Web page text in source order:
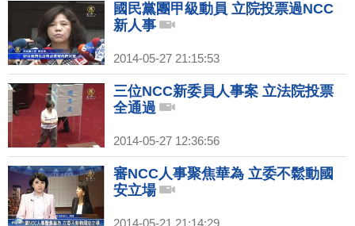
國民黨團甲級動員 立院投票過NCC
新人事
2014-05-27 21:15:53
三位NCC新委員人事案 立法院投票
全通過
2014-05-27 12:36:56
審NCC人事聚焦華為 立委不鬆動國
安立場
2014-05-21 21:14:29